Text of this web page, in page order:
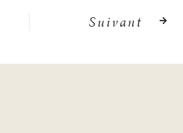
Suivant